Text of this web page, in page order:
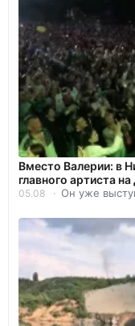
Вместо Валерии: в
главного артиста
05.08 Он уже